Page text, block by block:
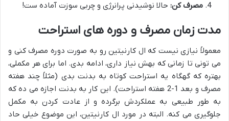
مصرف کن: حالا نوشیدنی پرانرژی و چربی سوزت آماده ست!
مدت زمان مصرف و دوره های استراحت
معمولاً نیازی نیست که ال کارنیتین رو به صورت دوره مصرف کنی و
می تونی تا زمانی که بهش نیاز داری، ادامه بدی. اما برای هر مکملی،
بهتره که گهگاه یه استراحت کوتاه به بدنت بدی (مثلاً چند هفته
مصرف و بعد 1-2 هفته استراحت). این کار به بدنت اجازه می ده که
به طور طبیعی به عملکردش برگرده و از عادت کردن به مکمل
جلوگیری می کنه. البته در مورد ال کارنیتین، این موضوع خیلی حاد